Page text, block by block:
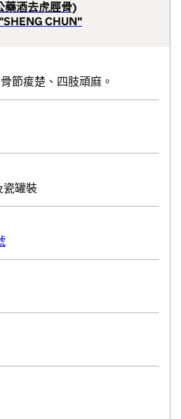
藥酒去虎脛骨)
CHUN"
節痠楚、四肢頑麻。
瓷罐裝